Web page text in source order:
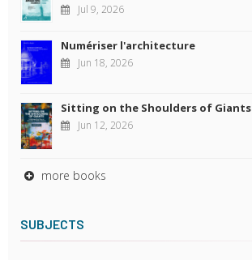
Jul 9, 2026
Numériser l'architecture
Jun 18, 2026
Sitting on the Shoulders of Giants
Jun 12, 2026
more books
SUBJECTS